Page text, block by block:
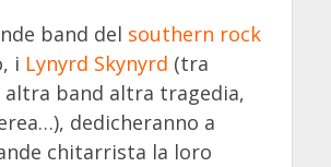
band del southern rock
i Lynyrd Skynyrd (tra
altra band altra tragedia,
dedicheranno a
chitarrista la loro